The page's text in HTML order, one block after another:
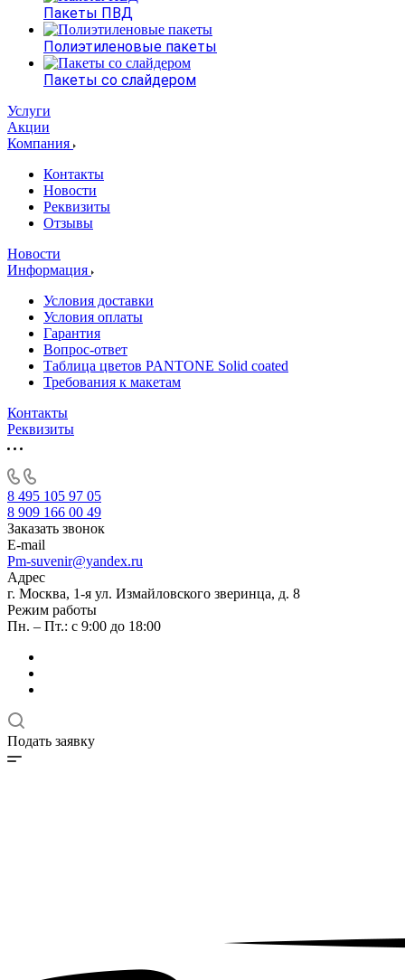
Пакеты ПВД
Полиэтиленовые пакеты
Пакеты со слайдером
Услуги
Акции
Компания
Контакты
Новости
Реквизиты
Отзывы
Новости
Информация
Условия доставки
Условия оплаты
Гарантия
Вопрос-ответ
Таблица цветов PANTONE Solid coated
Требования к макетам
Контакты
Реквизиты
8 495 105 97 05
8 909 166 00 49
Заказать звонок
E-mail
Pm-suvenir@yandex.ru
Адрес
г. Москва, 1-я ул. Измайловского зверинца, д. 8
Режим работы
Пн. – Пт.: с 9:00 до 18:00
Подать заявку